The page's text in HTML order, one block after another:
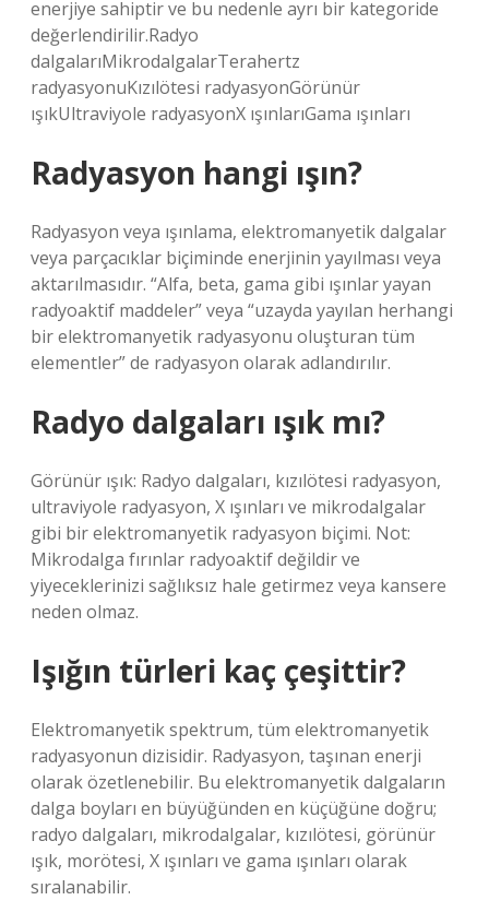
enerjiye sahiptir ve bu nedenle ayrı bir kategoride
değerlendirilir.Radyo
dalgalarıMikrodalgalarTerahertz
radyasyonuKızılötesi radyasyonGörünür
ışıkUltraviyole radyasyonX ışınlarıGama ışınları
Radyasyon hangi ışın?
Radyasyon veya ışınlama, elektromanyetik dalgalar
veya parçacıklar biçiminde enerjinin yayılması veya
aktarılmasıdır. “Alfa, beta, gama gibi ışınlar yayan
radyoaktif maddeler” veya “uzayda yayılan herhangi
bir elektromanyetik radyasyonu oluşturan tüm
elementler” de radyasyon olarak adlandırılır.
Radyo dalgaları ışık mı?
Görünür ışık: Radyo dalgaları, kızılötesi radyasyon,
ultraviyole radyasyon, X ışınları ve mikrodalgalar
gibi bir elektromanyetik radyasyon biçimi. Not:
Mikrodalga fırınlar radyoaktif değildir ve
yiyeceklerinizi sağlıksız hale getirmez veya kansere
neden olmaz.
Işığın türleri kaç çeşittir?
Elektromanyetik spektrum, tüm elektromanyetik
radyasyonun dizisidir. Radyasyon, taşınan enerji
olarak özetlenebilir. Bu elektromanyetik dalgaların
dalga boyları en büyüğünden en küçüğüne doğru;
radyo dalgaları, mikrodalgalar, kızılötesi, görünür
ışık, morötesi, X ışınları ve gama ışınları olarak
sıralanabilir.